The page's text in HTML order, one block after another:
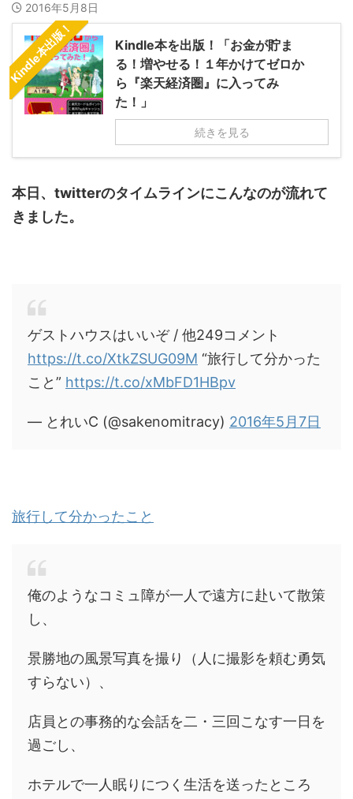
2016年5月8日
Kindle本出版！
Kindle本を出版！「お金が貯ま
る！増やせる！１年かけてゼロか
ら『楽天経済圏』に入ってみ
た！」
続きを見る
本日、twitterのタイムラインにこんなのが流れて
きました。
ゲストハウスはいいぞ / 他249コメント
https://t.co/XtkZSUG09M “旅行して分かった
こと” https://t.co/xMbFD1HBpv
— とれいC (@sakenomitracy) 2016年5月7日
旅行して分かったこと
俺のようなコミュ障が一人で遠方に赴いて散策
し、
景勝地の風景写真を撮り（人に撮影を頼む勇気
すらない）、
店員との事務的な会話を二・三回こなす一日を
過ごし、
ホテルで一人眠りにつく生活を送ったところ